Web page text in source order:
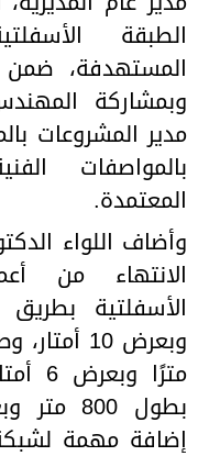
الطبقة
المستهدفة،
وبمشاركة
مدير المشروعات
بالمواصفات
المعتمدة.
وأضاف اللواء
الانتهاء من
إضافة مهمة